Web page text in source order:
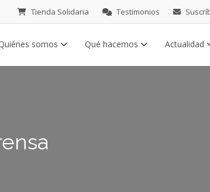
Tienda Solidaria Testimonios
somos Qué hacemos Actualidad